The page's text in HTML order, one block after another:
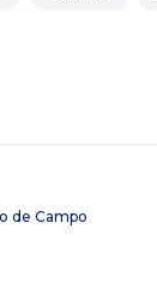
de Campo